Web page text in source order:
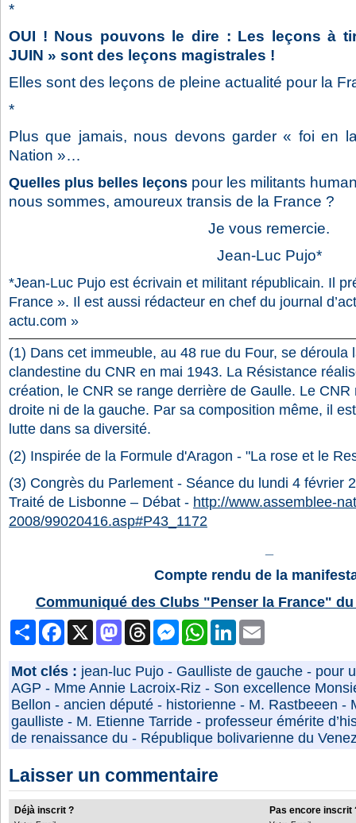
*
OUI ! Nous pouvons le dire : Les leçons à
JUIN » sont des leçons magistrales !
Elles sont des leçons de pleine actualité pour la
*
Plus que jamais, nous devons garder « foi en
Nation »…
Quelles plus belles leçons pour les militants
nous sommes, amoureux transis de la France ?
Je vous remercie.
Jean-Luc Pujo*
*Jean-Luc Pujo est écrivain et militant républicain. Il
France ». Il est aussi rédacteur en chef du journal
actu.com »
(1) Dans cet immeuble, au 48 rue du Four, se déroula
clandestine du CNR en mai 1943. La Résistance
création, le CNR se range derrière de Gaulle. Le CNR
droite ni de la gauche. Par sa composition même, il
lutte dans sa diversité.
(2) Inspirée de la Formule d'Aragon - "La rose et le
(3) Congrès du Parlement - Séance du lundi 4 février
Traité de Lisbonne – Débat - http://www.assemblee-
2008/99020416.asp#P43_1172
Compte rendu de la
Communiqué des Clubs "Penser la France"
PartagerFacebook MastodonThreads MessengerWhatsAppLinkedIn
Mot clés : jean-luc Pujo - Gaulliste de gauche - pour
AGP - Mme Annie Lacroix-Riz - Son excellence
Bellon - ancien député - historienne - M. Rastbeeen -
gaulliste - M. Etienne Tarride - professeur émérite
de renaissance du - République bolivarienne du
Laisser un commentaire
Déjà inscrit ? Pas encore inscrit